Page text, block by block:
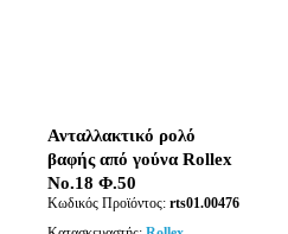
Ανταλλακτικό ρολό
βαφής από γούνα Rollex
No.18 Φ.50
Κωδικός Προϊόντος: rts01.00476